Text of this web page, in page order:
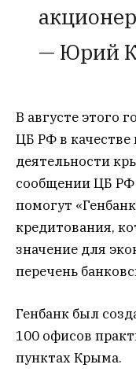
— Юрий
В августе этого
ЦБ РФ в
деятельности
сообщении ЦБ РФ
помогут
кредитования,
значение для
перечень
Генбанк был
100 офисов
пунктах Крыма.